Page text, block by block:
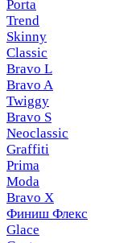
Porta
Trend
Skinny
Classic
Bravo L
Bravo A
Twiggy
Bravo S
Neoclassic
Graffiti
Prima
Moda
Bravo X
Финиш Флекс
Glace